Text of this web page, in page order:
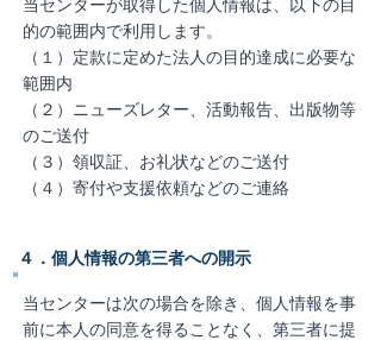
当センターが取得した個人情報は、以下の目
的の範囲内で利用します。
（１）定款に定めた法人の目的達成に必要な
範囲内
（２）ニューズレター、活動報告、出版物等
のご送付
（３）領収証、お礼状などのご送付
（４）寄付や支援依頼などのご連絡
４．個人情報の第三者への開示
当センターは次の場合を除き、個人情報を事
前に本人の同意を得ることなく、第三者に提